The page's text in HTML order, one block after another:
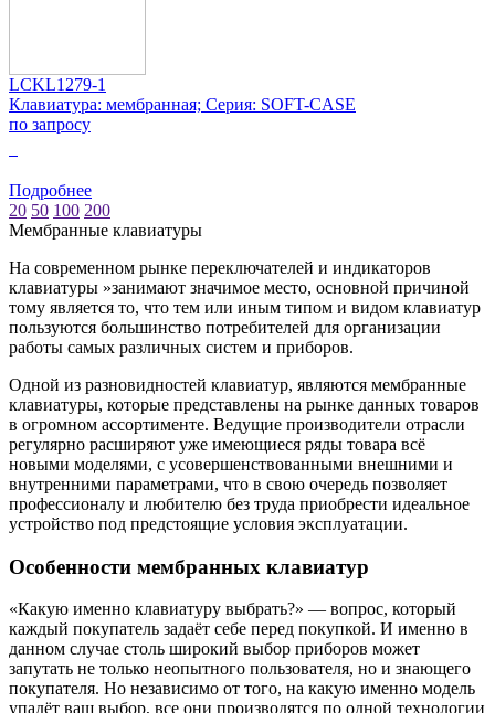
LCKL1279-1
Клавиатура: мембранная; Серия: SOFT-CASE
по запросу
Подробнее
20 50 100 200
Мембранные клавиатуры
На современном рынке переключателей и индикаторов
клавиатуры »занимают значимое место, основной причиной
тому является то, что тем или иным типом и видом клавиатур
пользуются большинство потребителей для организации
работы самых различных систем и приборов.
Одной из разновидностей клавиатур, являются мембранные
клавиатуры, которые представлены на рынке данных товаров
в огромном ассортименте. Ведущие производители отрасли
регулярно расширяют уже имеющиеся ряды товара всё
новыми моделями, с усовершенствованными внешними и
внутренними параметрами, что в свою очередь позволяет
профессионалу и любителю без труда приобрести идеальное
устройство под предстоящие условия эксплуатации.
Особенности мембранных клавиатур
«Какую именно клавиатуру выбрать?» — вопрос, который
каждый покупатель задаёт себе перед покупкой. И именно в
данном случае столь широкий выбор приборов может
запутать не только неопытного пользователя, но и знающего
покупателя. Но независимо от того, на какую именно модель
упадёт ваш выбор, все они производятся по одной технологии